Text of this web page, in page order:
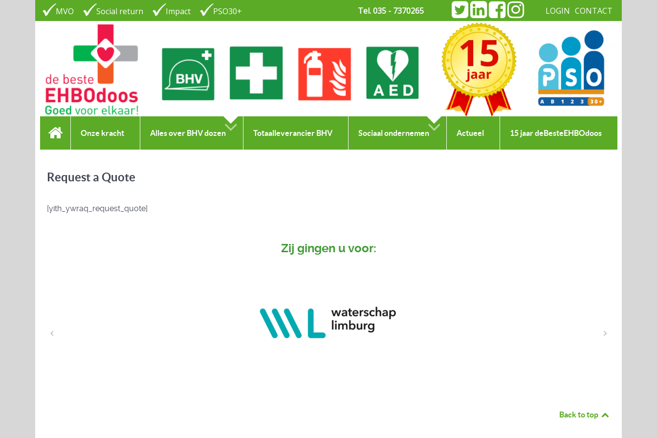
MVO Social return Impact PSO30+ Tel. 035 - 7370265 LOGIN CONTACT
Onze kracht Alles over BHV dozen Totaalleverancier BHV Sociaal ondernemen Actueel 15 jaar deBesteEHBOdoos
Request a Quote
[yith_ywraq_request_quote]
Zij gingen u voor:
Back to top